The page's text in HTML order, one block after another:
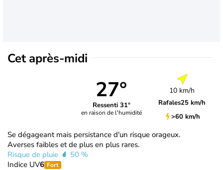
Cet après-midi
27°
Ressenti 31°
en raison de l'humidité
10 km/h
Rafales25 km/h
>60 km/h
Se dégageant mais persistance d'un risque orageux.
Averses faibles et de plus en plus rares.
Risque de pluie
50 %
Indice UV6 Fort